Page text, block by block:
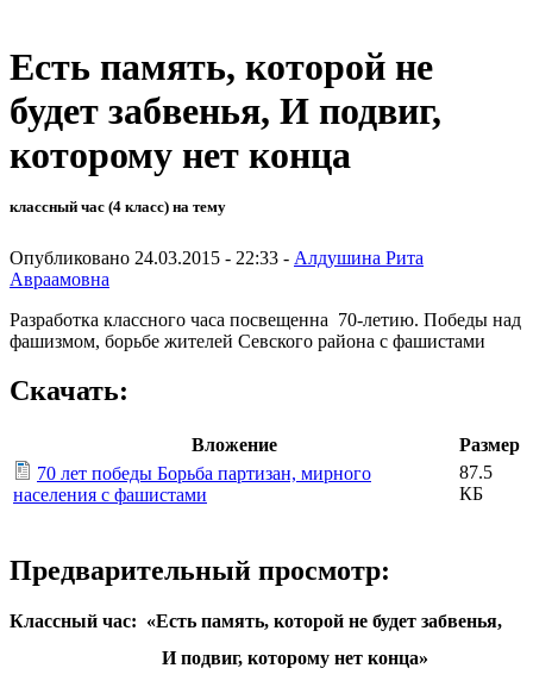
Есть память, которой не
будет забвенья, И подвиг,
которому нет конца
классный час (4 класс) на тему
Опубликовано 24.03.2015 - 22:33 - Алдушина Рита
Авраамовна
Разработка классного часа посвещенна 70-летию. Победы над
фашизмом, борьбе жителей Севского района с фашистами
Скачать:
Вложение
Размер
70 лет победы Борьба партизан, мирного
населения с фашистами
87.5
КБ
Предварительный просмотр:
Классный час: «Есть память, которой не будет забвенья,
И подвиг, которому нет конца»